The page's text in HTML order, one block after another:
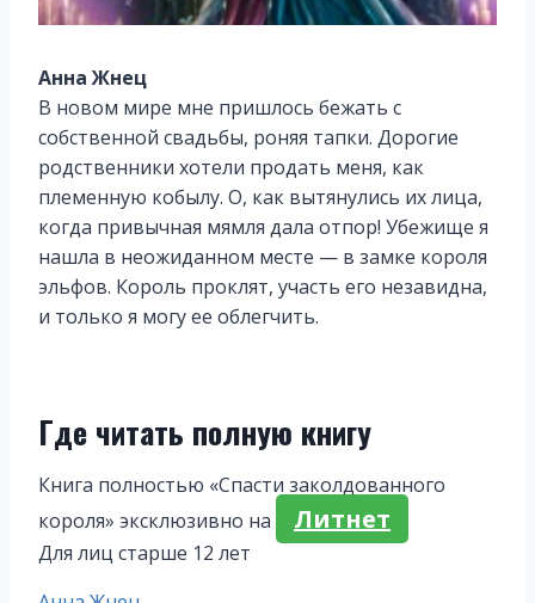
Анна Жнец
В новом мире мне пришлось бежать с
собственной свадьбы, роняя тапки. Дорогие
родственники хотели продать меня, как
племенную кобылу. О, как вытянулись их лица,
когда привычная мямля дала отпор! Убежище я
нашла в неожиданном месте — в замке короля
эльфов. Король проклят, участь его незавидна,
и только я могу ее облегчить.
Где читать полную книгу
Книга полностью «Спасти заколдованного
короля» эксклюзивно на
Литнет
Для лиц старше 12 лет